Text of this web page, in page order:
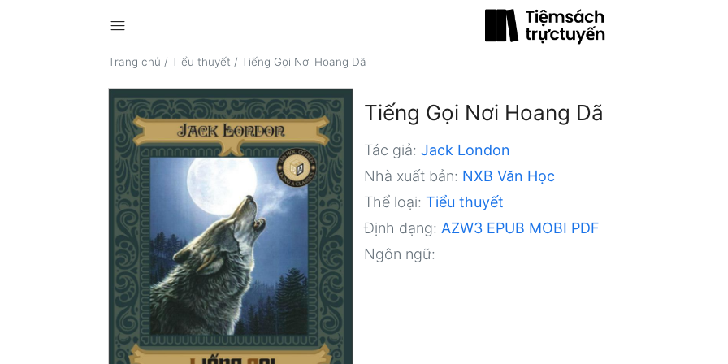
menu
Trang chủ /Tiểu thuyết /Tiếng Gọi Nơi Hoang Dã
Tiếng Gọi Nơi Hoang Dã
Tác giả: Jack London
Nhà xuất bản: NXB Văn Học
Thể loại: Tiểu thuyết
Định dạng: AZW3 EPUB MOBI PDF
Ngôn ngữ: